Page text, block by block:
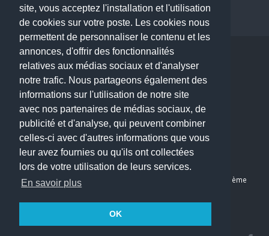
site, vous acceptez l'installation et l'utilisation
de cookies sur votre poste. Les cookies nous
permettent de personnaliser le contenu et les
annonces, d'offrir des fonctionnalités
relatives aux médias sociaux et d'analyser
notre trafic. Nous partageons également des
informations sur l'utilisation de notre site
avec nos partenaires de médias sociaux, de
publicité et d'analyse, qui peuvent combiner
celles-ci avec d'autres informations que vous
leur avez fournies ou qu'ils ont collectées
lors de votre utilisation de leurs services.
En savoir plus
OK
Copyright © 2026 . All Rights Reserved.
choisirunmedecin@gmail.com
Nous contacter
Accueil
Blog
Mon compte
Dernier avis : Kassab Mourad, Chirurgien orthopédiste à Paris 11ème